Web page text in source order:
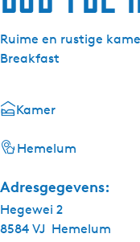
Ruime en rustige
Breakfast
Kamer
Hemelum
Adresgegevens:
Hegewei 2
8584 VJ Hemelum